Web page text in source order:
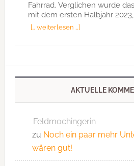
Fahrrad. Verglichen wurde
mit dem ersten Halbjahr 2023,
[… weiterlesen …]
AKTUELLE
Feldmochingerin
zu Noch ein paar mehr
wären gut!